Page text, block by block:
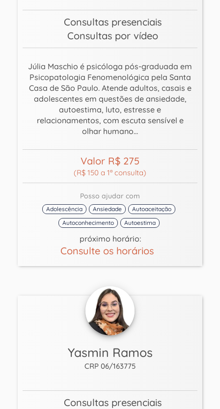
Consultas presenciais
Consultas por vídeo
Júlia Maschio é psicóloga pós-graduada em
Psicopatologia Fenomenológica pela Santa
Casa de São Paulo. Atende adultos, casais e
adolescentes em questões de ansiedade,
autoestima, luto, estresse e
relacionamentos, com escuta sensível e
olhar humano...
Valor R$ 275
(R$ 150 a 1ª consulta)
Posso ajudar com
Adolescência Ansiedade
Autoaceitação
Autoconhecimento
Autoestima
próximo horário:
Consulte os horários
Yasmin Ramos
CRP 06/163775
Consultas presenciais